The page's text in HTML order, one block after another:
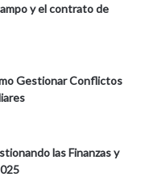
y el contrato de
Gestionar Conflictos
las Finanzas y